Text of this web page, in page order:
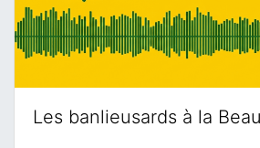
Les banlieusards à la